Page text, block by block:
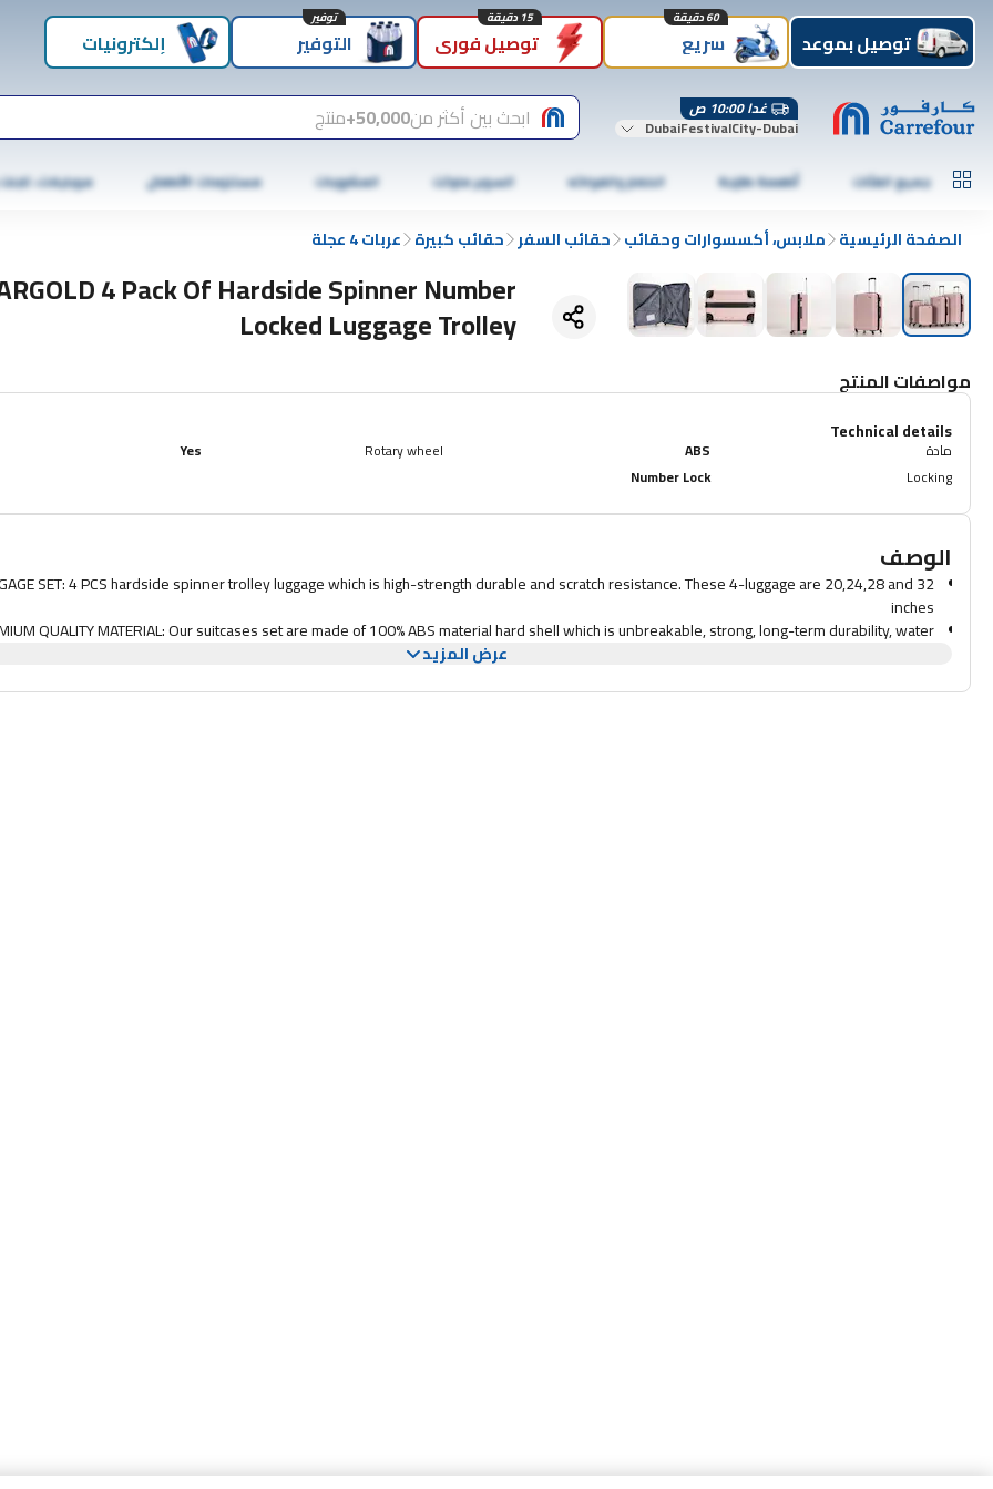
توصيل بموعد سريع
60 دقيقة
توصيل فوري
15 دقيقة
التوفير
توفير
إلكترونيات
غدا 10:00 ص
DubaiFestivalCity-Dubai ابحث بين أكثر من50,000+ منتج
جميع الفئات أطعمة طازجة الخضار والفواكه السوبر ماركت المشروبات مستلزمات الأطفال موبايلات،
الصفحة الرئيسية ملابس، أكسسوارات وحقائب حقائب السفر حقائب كبيرة عربات 4 عجلة
4 Pack Of Hardside Spinner Number
Locked Luggage Trolley
مواصفات المنتج
Technical details
مادة ABS
Rotary wheel
Yes
Locking
Number Lock
الوصف
SET: 4 PCS hardside spinner trolley luggage which is high-strength durable and scratch resistance. These 4-luggage are 20,24,28 and 32
inches
QUALITY MATERIAL: Our suitcases set are made of 100% ABS material hard shell which is unbreakable, strong, long-term durability, water
proof, anti-scratch and light weight. It is shaped in such a way that you can place all your travel belong
maneuvering making the suitcase very stable and reliable.
عرض المزيد